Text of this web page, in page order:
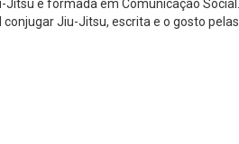
e formada em Comunicação Social.
Jiu-Jitsu, escrita e o gosto pelas